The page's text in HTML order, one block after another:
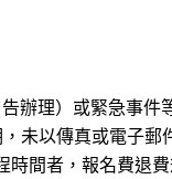
辦理）或緊急事件
未以傳真或電子郵
時間者，報名費退